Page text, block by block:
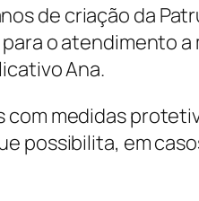
de criação da
o atendimento
Ana.
com medidas
possibilita, em